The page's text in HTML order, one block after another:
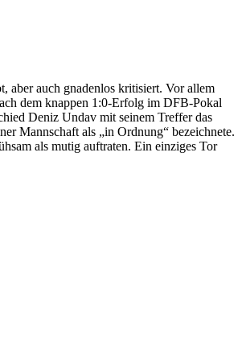
aber auch gnadenlos kritisiert. Vor allem
dem knappen 1:0-Erfolg im DFB-Pokal
Deniz Undav mit seinem Treffer das
Mannschaft als „in Ordnung“ bezeichnete.
als mutig auftraten. Ein einziges Tor